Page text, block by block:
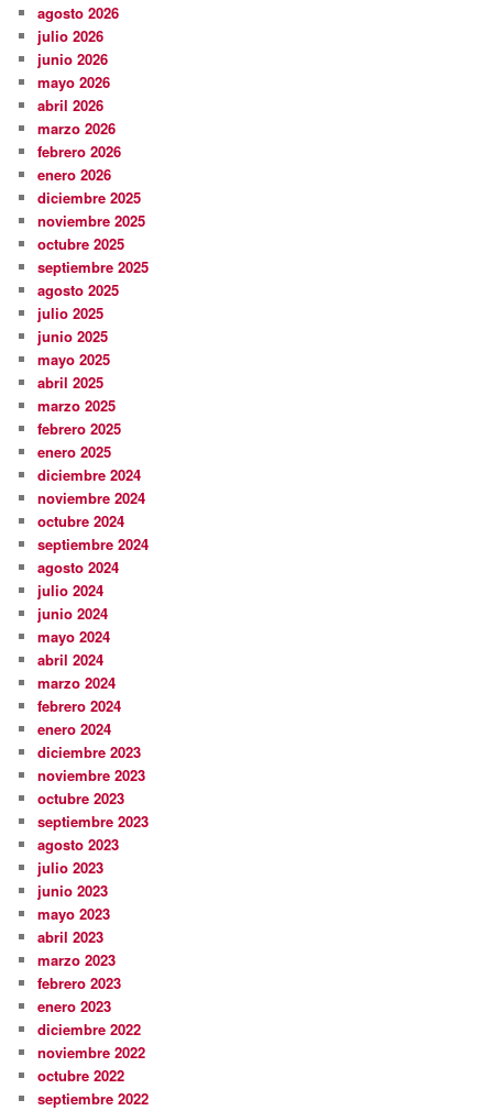
agosto 2026
julio 2026
junio 2026
mayo 2026
abril 2026
marzo 2026
febrero 2026
enero 2026
diciembre 2025
noviembre 2025
octubre 2025
septiembre 2025
agosto 2025
julio 2025
junio 2025
mayo 2025
abril 2025
marzo 2025
febrero 2025
enero 2025
diciembre 2024
noviembre 2024
octubre 2024
septiembre 2024
agosto 2024
julio 2024
junio 2024
mayo 2024
abril 2024
marzo 2024
febrero 2024
enero 2024
diciembre 2023
noviembre 2023
octubre 2023
septiembre 2023
agosto 2023
julio 2023
junio 2023
mayo 2023
abril 2023
marzo 2023
febrero 2023
enero 2023
diciembre 2022
noviembre 2022
octubre 2022
septiembre 2022